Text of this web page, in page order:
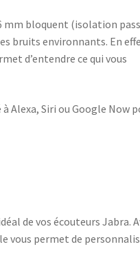
mm bloquent (isolation
bruits environnants. En
d’entendre ce qui vous
Alexa, Siri ou Google Now
de vos écouteurs Jabra.
vous permet de